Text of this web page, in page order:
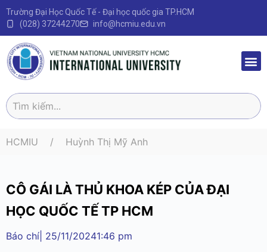
Trường Đại Học Quốc Tế - Đại học quốc gia TP.HCM
(028) 37244270
info@hcmiu.edu.vn
HCMIU Huỳnh Thị Mỹ Anh
CÔ GÁI LÀ THỦ KHOA KÉP CỦA ĐẠI
HỌC QUỐC TẾ TP HCM
Báo chí 25/11/20241:46 pm